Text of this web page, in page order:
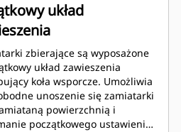
układ
zbierające są wyposażone
układ zawieszenia
koła wsporcze. Umożliwia
unoszenie się zamiatarki
powierzchnią i
początkowego ustawienia